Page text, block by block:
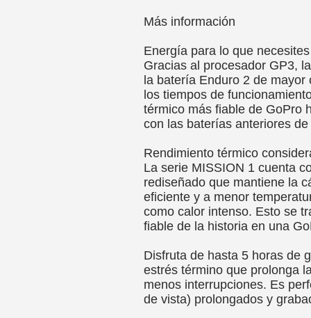
Más información
Energía para lo que necesites
Gracias al procesador GP3,
la batería Enduro 2 de
los tiempos de
térmico más fiable de GoPro
con las baterías anteriores
Rendimiento térmico
La serie MISSION 1 cuenta
rediseñado que mantiene la
eficiente y a menor
como calor intenso. Esto se
fiable de la historia en una
Disfruta de hasta 5 horas de
estrés término que prolonga
menos interrupciones. Es
de vista) prolongados y